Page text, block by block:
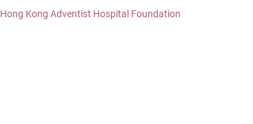
Hong Kong Adventist Hospital Foundation